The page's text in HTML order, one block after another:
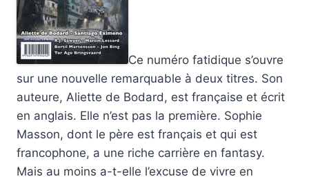
Ce numéro fatidique s’ouvre
sur une nouvelle remarquable à deux titres. Son
auteure, Aliette de Bodard, est française et écrit
en anglais. Elle n’est pas la première. Sophie
Masson, dont le père est français et qui est
francophone, a une riche carrière en fantasy.
Mais au moins a-t-elle l’excuse de vivre en